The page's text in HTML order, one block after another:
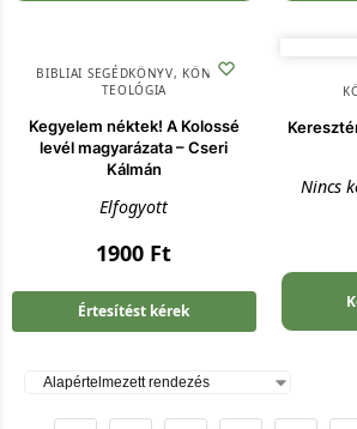
BIBLIAI SEGÉDKÖNYV, KÖNYV,
TEOLÓGIA
Kegyelem néktek! A Kolossé
levél magyarázata – Cseri
Kálmán
Elfogyott
1900 Ft
Értesítést kérek
Nincs